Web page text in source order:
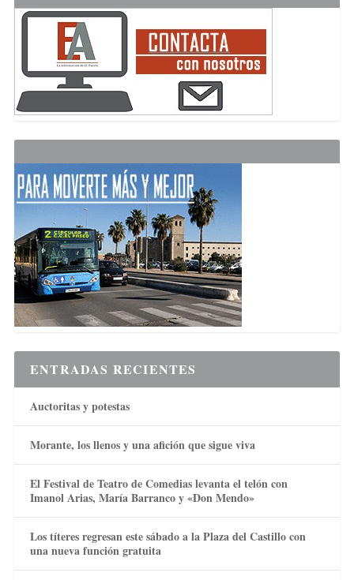
ENTRADAS RECIENTES
Auctoritas y potestas
Morante, los llenos y una afición que sigue viva
El Festival de Teatro de Comedias levanta el telón con
Imanol Arias, María Barranco y «Don Mendo»
Los títeres regresan este sábado a la Plaza del Castillo con
una nueva función gratuita